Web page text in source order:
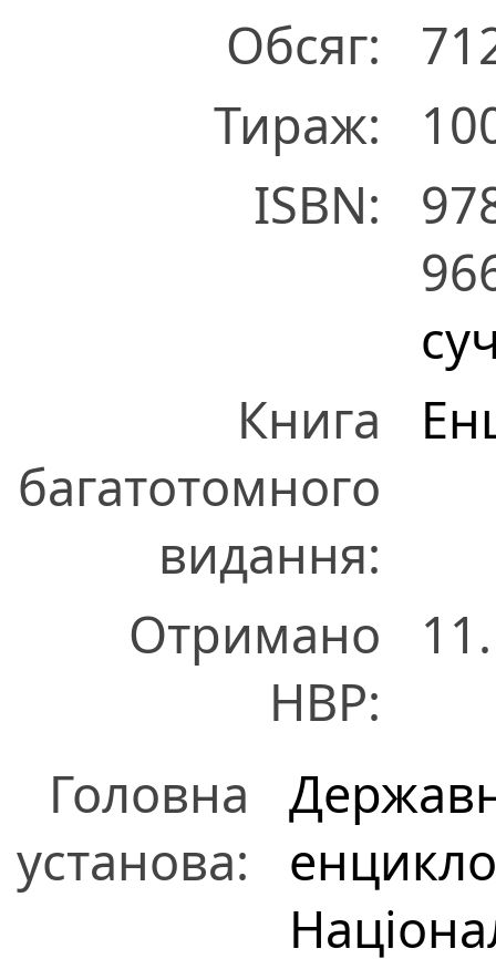
Обсяг:
Тираж:
ISBN:
Книга
багатотомного
видання:
Отримано
НВР:
Головна
установа: